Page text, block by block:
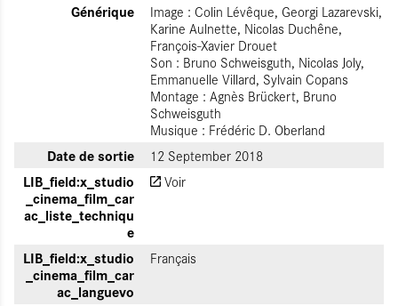
Générique
Image : Colin Lévêque, Georgi Lazarevski,
Karine Aulnette, Nicolas Duchêne,
François-Xavier Drouet
Son : Bruno Schweisguth, Nicolas Joly,
Emmanuelle Villard, Sylvain Copans
Montage : Agnès Brückert, Bruno
Schweisguth
Musique : Frédéric D. Oberland
Date de sortie 12 September 2018
LIB_field:x_studio
_cinema_film_car
ac_liste_techniqu
e
Voir
LIB_field:x_studio
_cinema_film_car
ac_languevo
Français